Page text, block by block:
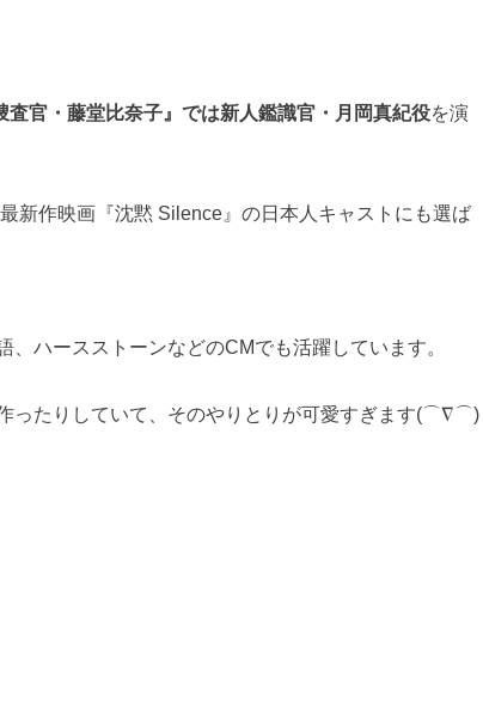
官・藤堂比奈子』では新人鑑識官・月岡真紀役を演
新作映画『沈黙 Silence』の日本人キャストにも選ば
ハースストーンなどのCMでも活躍しています。
ったりしていて、そのやりとりが可愛すぎます(⌒∇⌒)